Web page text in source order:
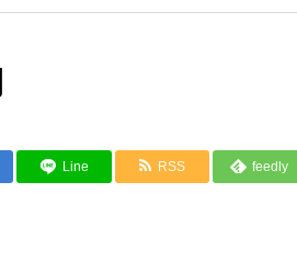
Line RSS feedly